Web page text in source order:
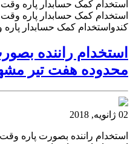
استخدام کمک حسابدار پاره وقت
استخدام کمک حسابدار پاره
کندواستخدام کمک حسابدار
استخدام راننده
محدوده هفت تیر
02 ژانویه, 2018
استخدام راننده بصورت پاره